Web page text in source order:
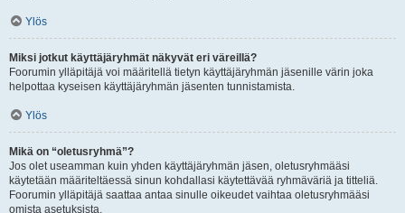
Ylös
Miksi jotkut käyttäjäryhmät näkyvät eri väreillä?
Foorumin ylläpitäjä voi määritellä tietyn käyttäjäryhmän jäsenille värin joka
helpottaa kyseisen käyttäjäryhmän jäsenten tunnistamista.
Ylös
Mikä on “oletusryhmä”?
Jos olet useamman kuin yhden käyttäjäryhmän jäsen, oletusryhmääsi
käytetään määriteltäessä sinun kohdallasi käytettävää ryhmäväriä ja titteliä.
Foorumin ylläpitäjä saattaa antaa sinulle oikeudet vaihtaa oletusryhmääsi
omista asetuksista.